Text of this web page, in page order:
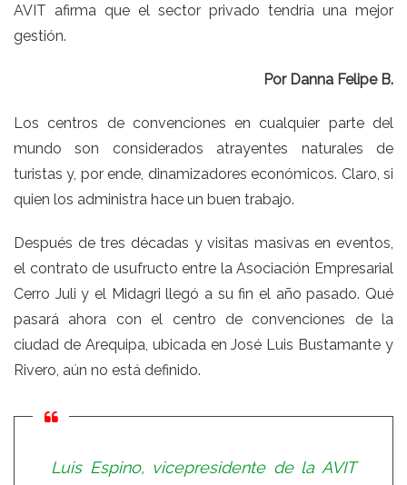
AVIT afirma que el sector privado tendría una mejor
gestión.
Por Danna Felipe B.
Los centros de convenciones en cualquier parte del
mundo son considerados atrayentes naturales de
turistas y, por ende, dinamizadores económicos. Claro, si
quien los administra hace un buen trabajo.
Después de tres décadas y visitas masivas en eventos,
el contrato de usufructo entre la Asociación Empresarial
Cerro Juli y el Midagri llegó a su fin el año pasado. Qué
pasará ahora con el centro de convenciones de la
ciudad de Arequipa, ubicada en José Luis Bustamante y
Rivero, aún no está definido.
Luis Espino, vicepresidente de la AVIT